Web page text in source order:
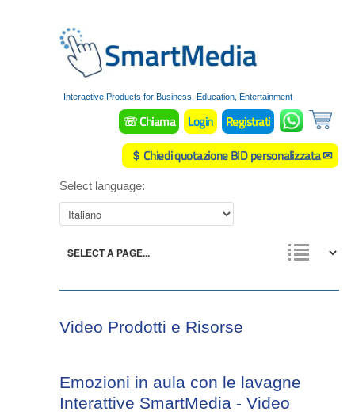
Interactive Products for Business, Education, Entertainment
☏ Chiama Login
Registrati
＄ Chiedi quotazione BID personalizzata ✉
Select language:
Video Prodotti e Risorse
Emozioni in aula con le lavagne
Interattive SmartMedia - Video